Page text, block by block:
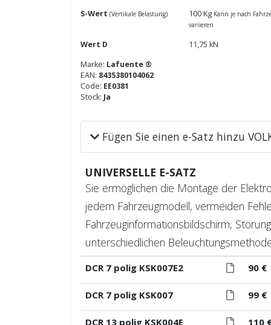
S-Wert (Vertikale Belastung) 100 Kg Kann je nach
variieren
Wert D
11,75 kN
Marke: Lafuente ®
EAN: 8435380104062
Code: EE0381
Stock: Ja
Fügen Sie einen e-Satz hinzu
UNIVERSELLE E-SATZ
Sie ermöglichen die Montage der
jedem Fahrzeugmodell, vermeiden
Fahrzeuginformationsbildschirm,
unterschiedlichen
DCR 7 polig KSK007E2 90 €
DCR 7 polig KSK007 99 €
DCR 13 polig KSK004E 110